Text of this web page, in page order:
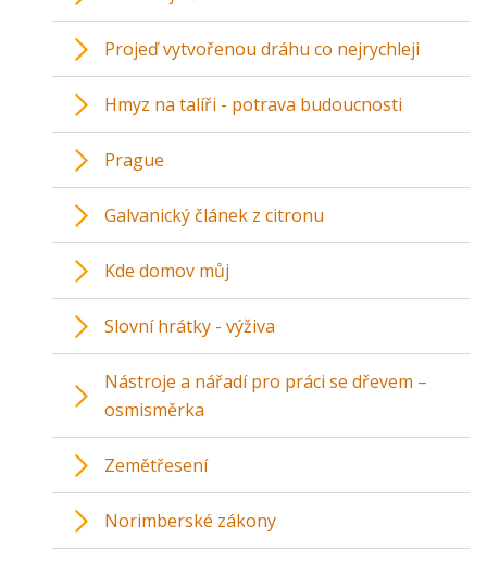
Projeď vytvořenou dráhu co nejrychleji
Hmyz na talíři - potrava budoucnosti
Prague
Galvanický článek z citronu
Kde domov můj
Slovní hrátky - výživa
Nástroje a nářadí pro práci se dřevem –
osmisměrka
Zemětřesení
Norimberské zákony